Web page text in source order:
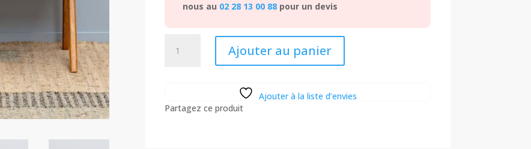
nous au 02 28 13 00 88pour un devis
Ajouter au panier
Ajouter à la liste d’envies
Partagez ce produit